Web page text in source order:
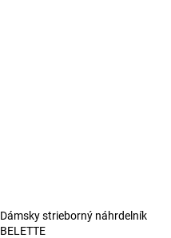
Dámsky strieborný náhrdelník
BELETTE